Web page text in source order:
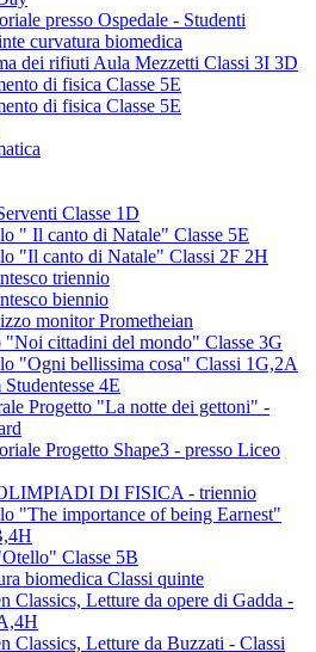
presso Ospedale - Studenti
curvatura biomedica
dei rifiuti Aula Mezzetti Classi 3I 3D
di fisica Classe 5E
di fisica Classe 5E
Classe 1D
" Il canto di Natale" Classe 5E
"Il canto di Natale" Classi 2F 2H
triennio
biennio
monitor Prometheian
"Noi cittadini del mondo" Classe 3G
"Ogni bellissima cosa" Classi 1G,2A
4E
Progetto "La notte dei gettoni" -
Progetto Shape3 - presso Liceo
DI FISICA - triennio
"The importance of being Earnest"
Classe 5B
biomedica Classi quinte
Classics, Letture da opere di Gadda -
Classics, Letture da Buzzati - Classi